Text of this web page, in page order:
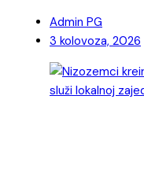
Admin PG
3 kolovoza, 2026